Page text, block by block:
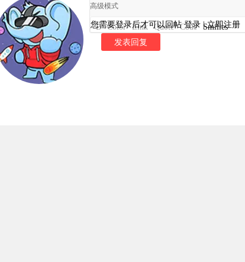
高级模式
B Color Link Quote Code Smilies
您需要登录后才可以回帖登录 |立即注册
发表回复